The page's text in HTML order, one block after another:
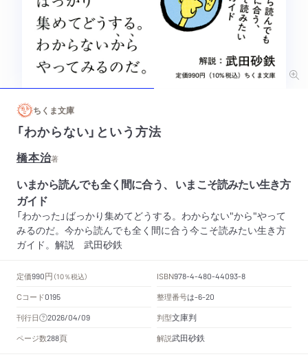
ちくま文庫
「わからない」という方法
橋本治著
いまから読んでも全く間に合う、 いまこそ読みたい生き方
ガイド
「わかった」ばっかり集めてどうする。わからない"から"やって
みるのだ。今から読んでも全く間に合う今こそ読みたい生き方
ガイド。解説 武田砂鉄
定価990円 （10％税込） ISBN978-4-480-44093-8
Cコード0195 整理番号は-6-20
刊行日 2026/04/09 判型文庫判
ページ数288頁 解説武田砂鉄